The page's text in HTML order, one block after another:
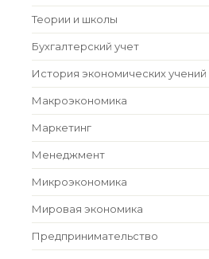
Теории и школы
Бухгалтерский учет
История экономических учений
Макроэкономика
Маркетинг
Менеджмент
Микроэкономика
Мировая экономика
Предпринимательство